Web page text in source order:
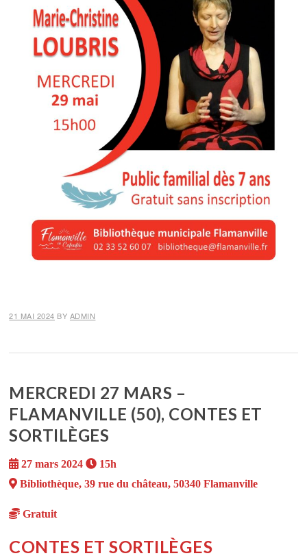
21 MAI 2024 BY ADMIN
MERCREDI 27 MARS –
FLAMANVILLE (50), CONTES ET
SORTILÈGES
27 mars 2024
15h
Bibliothèque, 39 rue du château, 50340 Flamanville
Gratuit
CONTES ET SORTILÈGES